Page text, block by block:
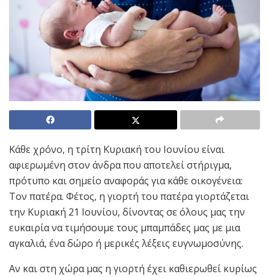
Κάθε χρόνο, η τρίτη Κυριακή του Ιουνίου είναι
αφιερωμένη στον άνδρα που αποτελεί στήριγμα,
πρότυπο και σημείο αναφοράς για κάθε οικογένεια:
Τον πατέρα. Φέτος, η γιορτή του πατέρα γιορτάζεται
την Κυριακή 21 Ιουνίου, δίνοντας σε όλους μας την
ευκαιρία να τιμήσουμε τους μπαμπάδες μας με μια
αγκαλιά, ένα δώρο ή μερικές λέξεις ευγνωμοσύνης.
Αν και στη χώρα μας η γιορτή έχει καθιερωθεί κυρίως